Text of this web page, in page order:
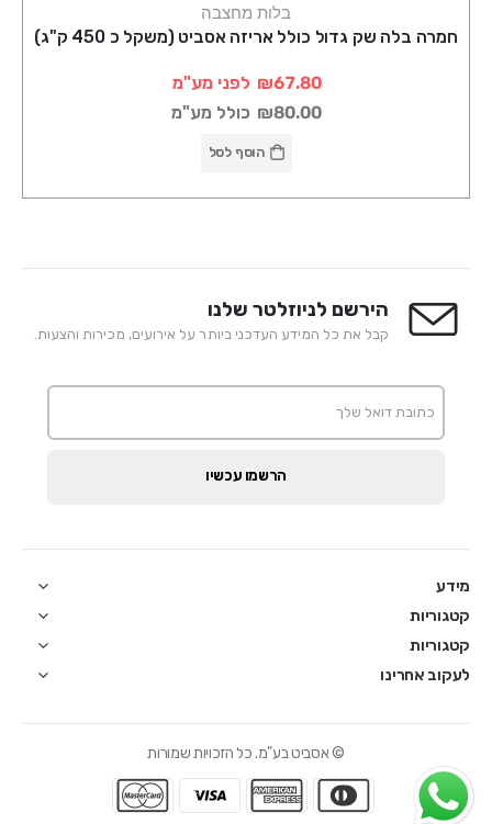
בלות מחצבה
חמרה בלה שק גדול כולל אריזה אסביט (משקל כ 450 ק"ג)
₪67.80 לפני מע"מ
₪80.00 כולל מע"מ
הוסף לסל
הירשם לניוזלטר שלנו
קבל את כל המידע העדכני ביותר על אירועים, מכירות והצעות.
הרשמו עכשיו
מידע
קטגוריות
קטגוריות
לעקוב אחרינו
© אסביט בע"מ. כל הזכויות שמורות